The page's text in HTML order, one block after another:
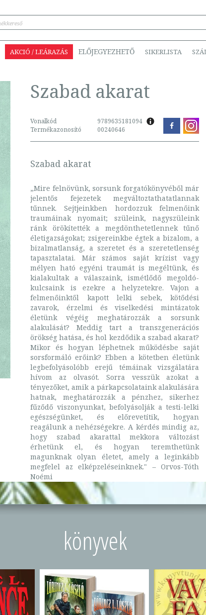
AKCIÓ / LEÁRAZÁS ELŐJEGYEZHETŐ SIKERLISTA
Szabad akarat
Vonalkód
9789635181094
Termékazonosító
00240646
Szabad akarat
„Mire felnövünk, sorsunk forgatókönyvéből már
jelentős fejezetek megváltoztathatatlannak
tűnnek. Sejtjeinkben hordozzuk felmenőink
traumáinak nyomait; szüleink, nagyszüleink
ránk örökítették a megdönthetetlennek tűnő
életigazságokat; zsigereinkbe égtek a bizalom, a
bizalmatlanság, a szeretet és a szeretetlenség
tapasztalatai. Már számos saját krízist vagy
mélyen ható egyéni traumát is megéltünk, és
kialakultak a válaszaink, ismétlődő megoldó-
kulcsaink is ezekre a helyzetekre. Vajon a
felmenőinktől kapott lelki sebek, kötődési
zavarok, érzelmi és viselkedési mintázatok
életünk végéig meghatározzák a sorsunk
alakulását? Meddig tart a transzgenerációs
örökség hatása, és hol kezdődik a szabad akarat?
Mikor és hogyan léphetnek működésbe saját
sorsformáló erőink? Ebben a kötetben életünk
legbefolyásolóbb erejű témáinak vizsgálatára
hívom az olvasót. Sorra vesszük azokat a
tényezőket, amik a párkapcsolataink alakulására
hatnak, meghatározzák a pénzhez, sikerhez
fűződő viszonyunkat, befolyásolják a testi-lelki
egészségünket, és előrevetítik, hogyan
reagálunk a nehézségekre. A kérdés mindig az,
hogy szabad akarattal mekkora változást
érhetünk el, és hogyan teremthetünk
magunknak olyan életet, amely a leginkább
megfelel az elképzeléseinknek." – Orvos-Tóth
Noémi
könyvek